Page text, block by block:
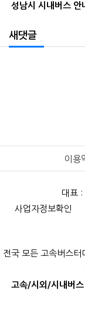
성남시 시내버스 안
새댓글
이용
대표 :
사업자정보확인
전국 모든 고속버스
고속/시외/시내버스